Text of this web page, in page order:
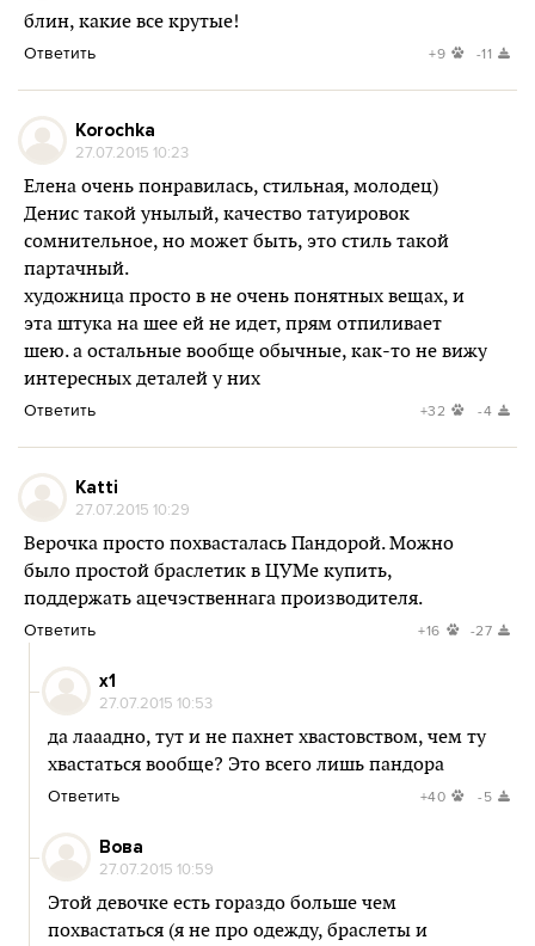
блин, какие все крутые!
Ответить +9 -11
Korochka
27.07.2015 10:23
Елена очень понравилась, стильная, молодец)
Денис такой унылый, качество татуировок
сомнительное, но может быть, это стиль такой
партачный.
художница просто в не очень понятных вещах, и
эта штука на шее ей не идет, прям отпиливает
шею. а остальные вообще обычные, как-то не вижу
интересных деталей у них
Ответить +32 -4
Katti
27.07.2015 10:29
Верочка просто похвасталась Пандорой. Можно
было простой браслетик в ЦУМе купить,
поддержать ацечэственнага производителя.
Ответить +16 -27
x1
27.07.2015 10:53
да лааадно, тут и не пахнет хвастовством, чем ту
хвастаться вообще? Это всего лишь пандора
Ответить +40 -5
Вова
27.07.2015 10:59
Этой девочке есть гораздо больше чем
похвастаться (я не про одежду, браслеты и